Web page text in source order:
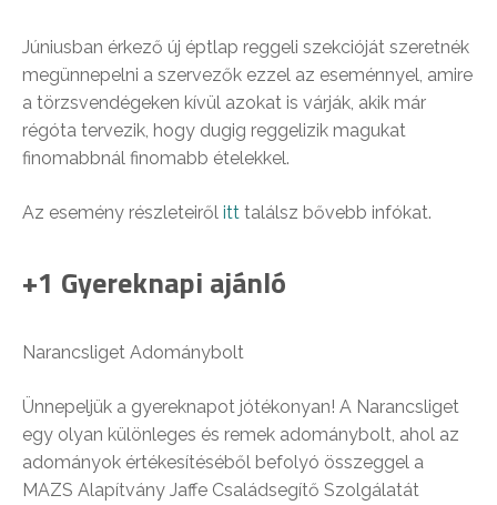
Júniusban érkező új éptlap reggeli szekcióját szeretnék
megünnepelni a szervezők ezzel az eseménnyel, amire
a törzsvendégeken kívül azokat is várják, akik már
régóta tervezik, hogy dugig reggelizik magukat
finomabbnál finomabb ételekkel.
Az esemény részleteiről itt találsz bővebb infókat.
+1 Gyereknapi ajánló
Narancsliget Adománybolt
Ünnepeljük a gyereknapot jótékonyan! A Narancsliget
egy olyan különleges és remek adománybolt, ahol az
adományok értékesítéséből befolyó összeggel a
MAZS Alapítvány Jaffe Családsegítő Szolgálatát